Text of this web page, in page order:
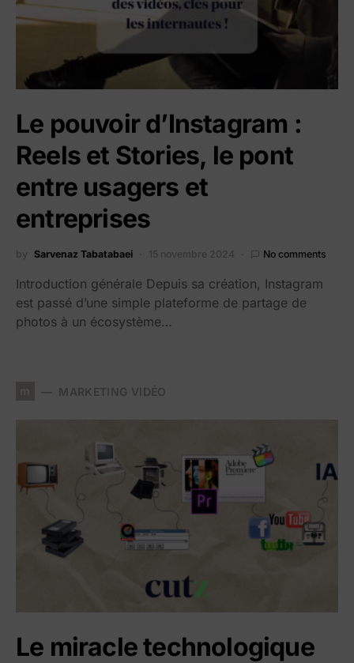
Le pouvoir d’Instagram :
Reels et Stories, le pont
entre usagers et
entreprises
by Sarvenaz Tabatabaei 15 novembre 2024 No comments
Introduction générale Depuis sa création, Instagram
est passé d’une simple plateforme de partage de
photos à un écosystème…
MARKETING VIDÉO
Le miracle technologique